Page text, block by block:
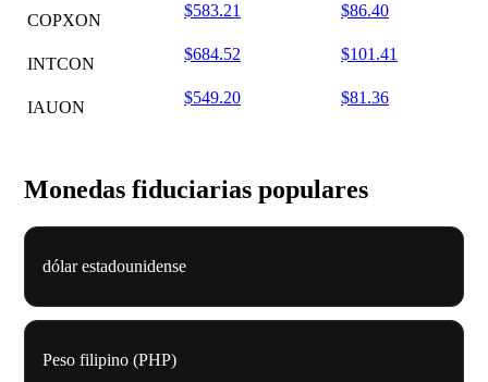
COPXON
$583.21 $86.40
INTCON
$684.52 $101.41
IAUON
$549.20 $81.36
Monedas fiduciarias populares
dólar estadounidense
Peso filipino (PHP)